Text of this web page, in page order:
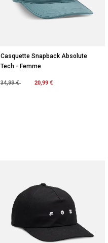
Casquette Snapback Absolute
Tech - Femme
Price reduced from
34,99 €to 20,99 €